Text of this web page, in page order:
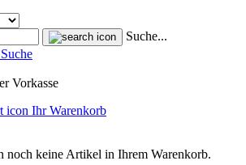
Suche...
Ihr Warenkorb
noch keine Artikel in Ihrem Warenkorb.